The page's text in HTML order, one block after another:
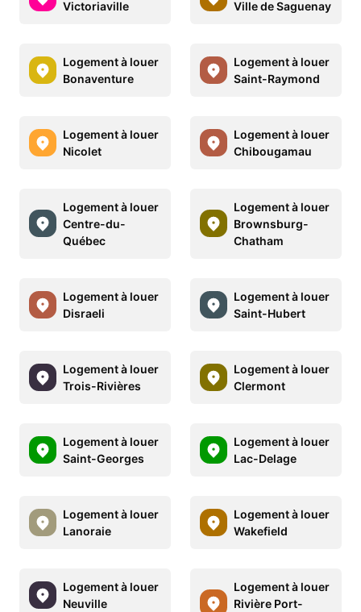
Victoriaville Ville de Saguenay
Logement à louer
Bonaventure
Logement à louer
Saint-Raymond
Logement à louer
Nicolet
Logement à louer
Chibougamau
Logement à louer
Centre-du-
Québec
Logement à louer
Brownsburg-
Chatham
Logement à louer
Disraeli
Logement à louer
Saint-Hubert
Logement à louer
Trois-Rivières
Logement à louer
Clermont
Logement à louer
Saint-Georges
Logement à louer
Lac-Delage
Logement à louer
Lanoraie
Logement à louer
Wakefield
Logement à louer
Neuville
Logement à louer
Rivière Port-